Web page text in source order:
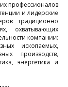
профессионалов
и лидерские
традиционно
охватывающих
компании:
ископаемых,
производств,
энергетика и